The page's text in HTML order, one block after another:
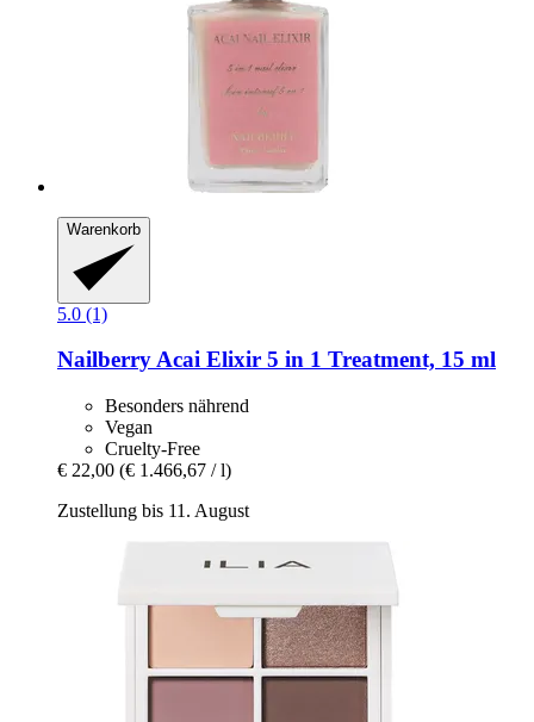
Warenkorb
5.0 (1)
NailberryAcai Elixir 5 in 1 Treatment, 15 ml
Besonders nährend
Vegan
Cruelty-Free
€ 22,00 (€ 1.466,67 / l)
Zustellung bis 11. August